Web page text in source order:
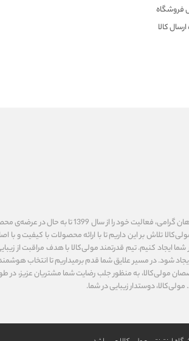
فروشگاه
کالا
فروشگاه اینترنتی مولی‌کالا، به پاس اعتماد شما همراهان گرامی، فعالیت خود را از سال 1399
تلاش بر این داریم تا با ارائه محصولات با کیفیت و با
ایجاد کنیم. تیم قدرتمند مولی‌کالا با هدف مراقبت از
شود. در مسیر علایق شما قدم برمیداریم تا انتخاب
مولی‌کالا، به منظور جلب رضایت شما مشتریان عزیز، در
دوستدار زیبایی در شما.